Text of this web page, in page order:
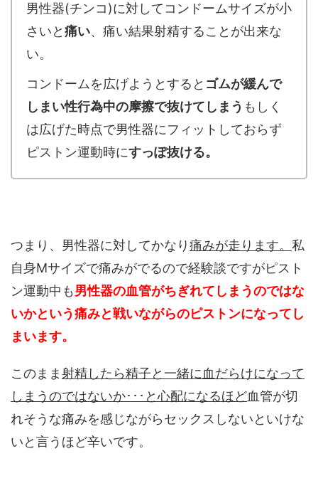
男性器(チンコ)に対してコンドームサイズが小
さいと痛い、痛い結果射精することが出来な
い。
コンドームを広げようとすると ゴムが緩んで
しまい性行為中の摩擦で抜けてしまう もしく
は広げた時点で男性器にフィットしておらず
ピストン運動時にすっぽ抜ける。
つまり、男性器に対してかなり痛みが走ります。 私
自身Mサイズで痛みがでるので経験談ですがピスト
ン運動中も男性器の血管がちぎれてしまうのではな
いかという痛みと戦いながらのピストンになってし
まいます。
このまま射精したら精子と一緒に血だらけになって
しまうのではないか･･･と心配になるほど血管が切
れそうな痛みを感じながらセックスしないといけな
いと言うほど辛いです。